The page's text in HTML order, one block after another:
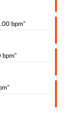
bpm“